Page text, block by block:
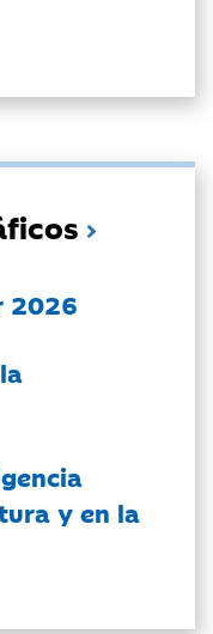
2026
y en la